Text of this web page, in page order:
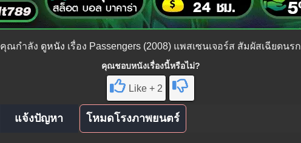
คุณกำลัง ดูหนัง เรื่อง Passengers (2008) แพสเซนเจอร์ส สัมผัสเฉียดนรก
คุณชอบหนังเรื่องนี้หรือไม่?
Like + 2
แจ้งปัญหา โหมดโรงภาพยนตร์